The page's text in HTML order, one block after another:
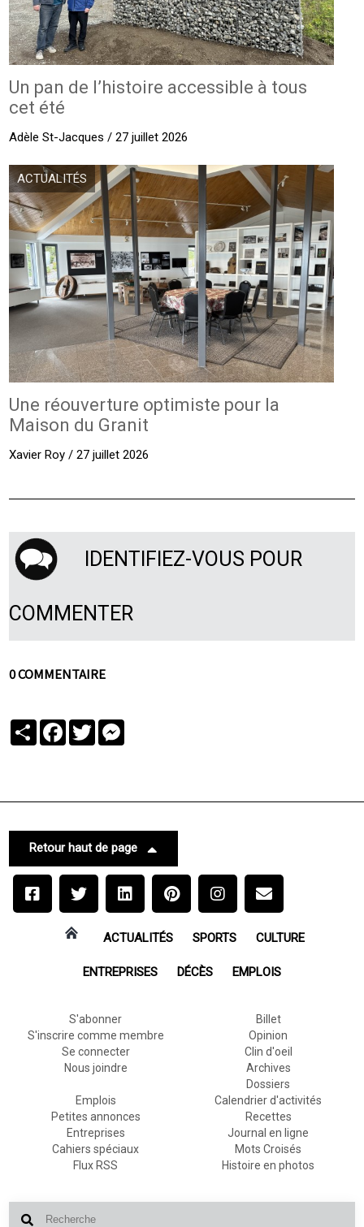
Un pan de l’histoire accessible à tous
cet été
Adèle St-Jacques / 27 juillet 2026
ACTUALITÉS
Une réouverture optimiste pour la
Maison du Granit
Xavier Roy / 27 juillet 2026
IDENTIFIEZ-VOUS POUR
COMMENTER
0 COMMENTAIRE
PartagerFacebook
Twitter
Retour haut de page
ACTUALITÉS SPORTS CULTURE
ENTREPRISES DÉCÈS EMPLOIS
S'abonner
S'inscrire comme membre
Se connecter
Nous joindre
Billet
Opinion
Clin d'oeil
Archives
Dossiers
Emplois
Petites annonces
Entreprises
Cahiers spéciaux
Flux RSS
Calendrier d'activités
Recettes
Journal en ligne
Mots Croisés
Histoire en photos